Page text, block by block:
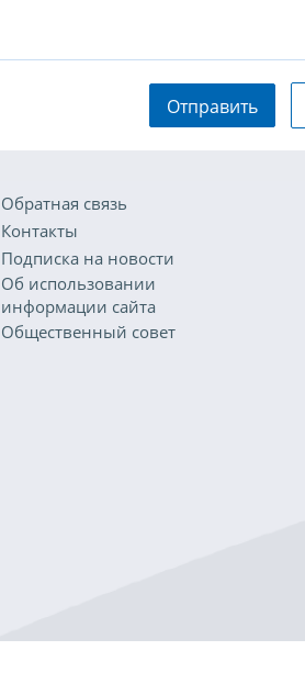
Отправить
Обратная связь
Контакты
Подписка на новости
Об использовании
информации сайта
Общественный совет